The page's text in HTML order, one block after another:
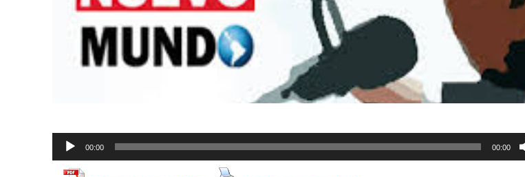
e
00:00 00:00